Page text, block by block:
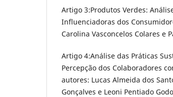
Artigo 3:Produtos Verdes:
Influenciadoras dos
Carolina Vasconcelos Colares e
Artigo 4:Análise das Práticas
Percepção dos Colaboradores
autores: Lucas Almeida dos
Gonçalves e Leoni Pentiado